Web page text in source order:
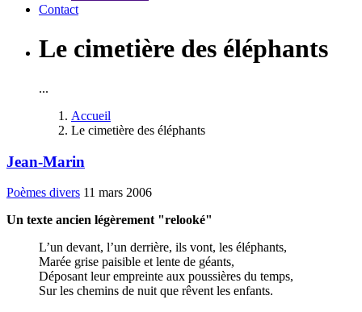
Contact
Le cimetière des éléphants
...
Accueil
Le cimetière des éléphants
Jean-Marin
Poèmes divers 11 mars 2006
Un texte ancien légèrement "relooké"
L’un devant, l’un derrière, ils vont, les éléphants,
Marée grise paisible et lente de géants,
Déposant leur empreinte aux poussières du temps,
Sur les chemins de nuit que rêvent les enfants.